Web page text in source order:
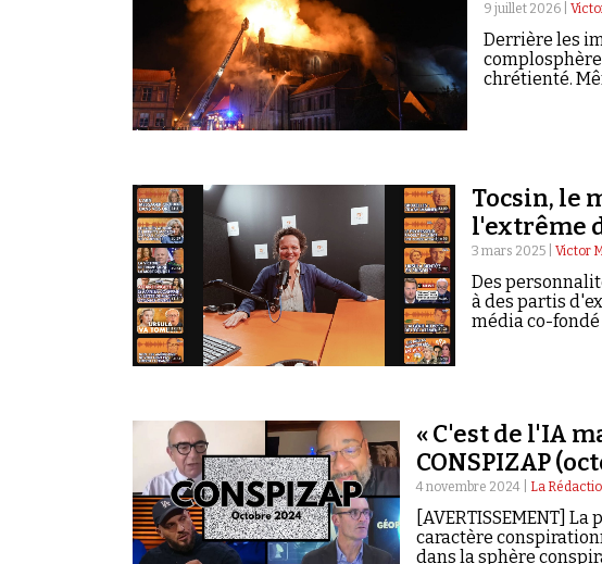
9 juillet 2026 |
Derrière les
chrétienté.
Tocsin, le
l'extrême
3 mars 2025 | Victor
Des
à des partis
média co-fondé
« C'est de l'IA
CONSPIZAP
4 novembre 2024 | La
[AVERTISSEMENT]
caractère
dans la sphère